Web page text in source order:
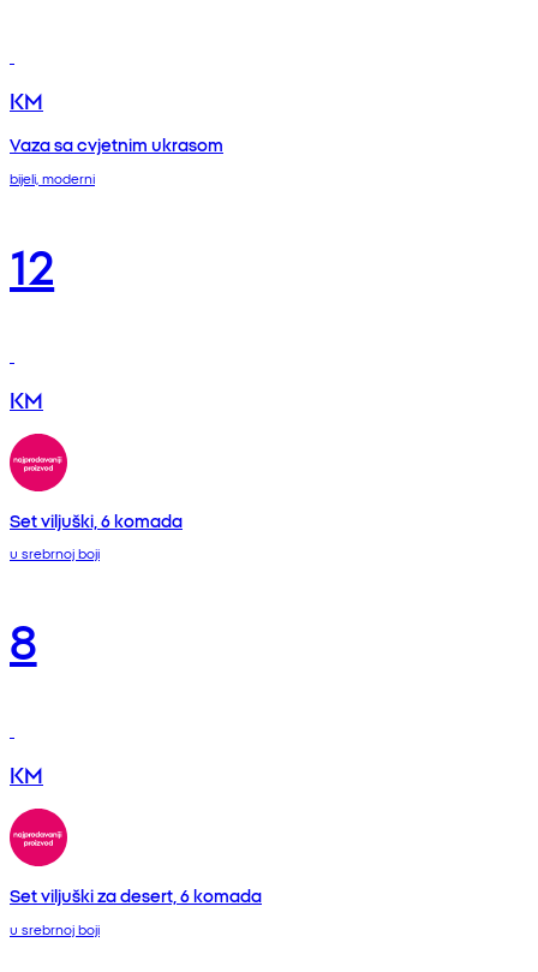
KM
Vaza sa cvjetnim ukrasom
bijeli, moderni
12
KM
Set viljuški, 6 komada
u srebrnoj boji
8
KM
Set viljuški za desert, 6 komada
u srebrnoj boji